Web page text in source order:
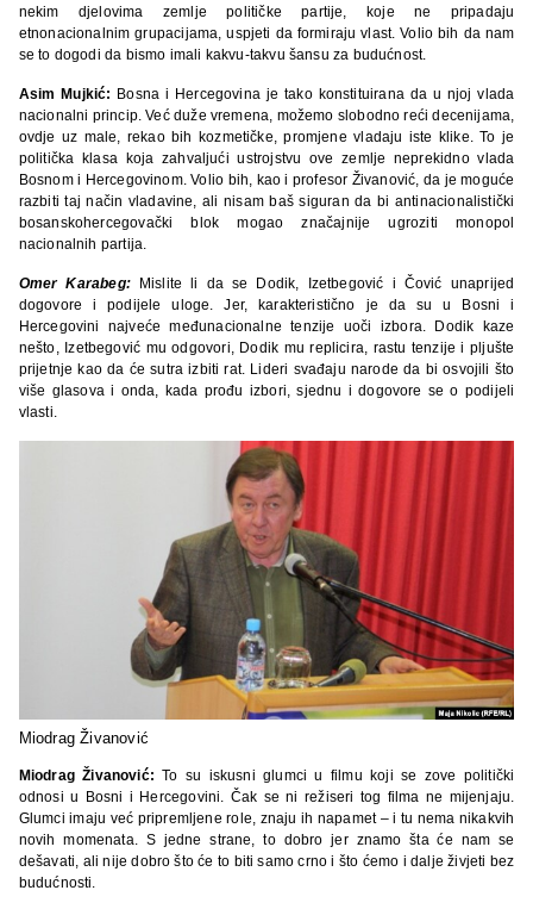
nekim djelovima zemlje političke partije, koje ne pripadaju
etnonacionalnim grupacijama, uspjeti da formiraju vlast. Volio bih da nam
se to dogodi da bismo imali kakvu-takvu šansu za budućnost.
Asim Mujkić: Bosna i Hercegovina je tako konstituirana da u njoj vlada
nacionalni princip. Već duže vremena, možemo slobodno reći decenijama,
ovdje uz male, rekao bih kozmetičke, promjene vladaju iste klike. To je
politička klasa koja zahvaljući ustrojstvu ove zemlje neprekidno vlada
Bosnom i Hercegovinom. Volio bih, kao i profesor Živanović, da je moguće
razbiti taj način vladavine, ali nisam baš siguran da bi antinacionalistički
bosanskohercegovački blok mogao značajnije ugroziti monopol
nacionalnih partija.
Omer Karabeg: Mislite li da se Dodik, Izetbegović i Čović unaprijed
dogovore i podijele uloge. Jer, karakteristično je da su u Bosni i
Hercegovini najveće međunacionalne tenzije uoči izbora. Dodik kaze
nešto, Izetbegović mu odgovori, Dodik mu replicira, rastu tenzije i pljušte
prijetnje kao da će sutra izbiti rat. Lideri svađaju narode da bi osvojili što
više glasova i onda, kada prođu izbori, sjednu i dogovore se o podijeli
vlasti.
Miodrag Živanović
Miodrag Živanović: To su iskusni glumci u filmu koji se zove politički
odnosi u Bosni i Hercegovini. Čak se ni režiseri tog filma ne mijenjaju.
Glumci imaju već pripremljene role, znaju ih napamet – i tu nema nikakvih
novih momenata. S jedne strane, to dobro jer znamo šta će nam se
dešavati, ali nije dobro što će to biti samo crno i što ćemo i dalje živjeti bez
budućnosti.